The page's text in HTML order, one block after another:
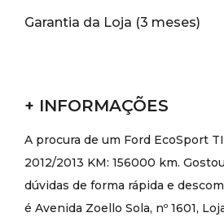
Garantia da Loja (3 meses)
+ INFORMAÇÕES
A procura de um Ford EcoSport
2012/2013 KM: 156000 km.
dúvidas de forma rápida e
é Avenida Zoello Sola, nº 1601,